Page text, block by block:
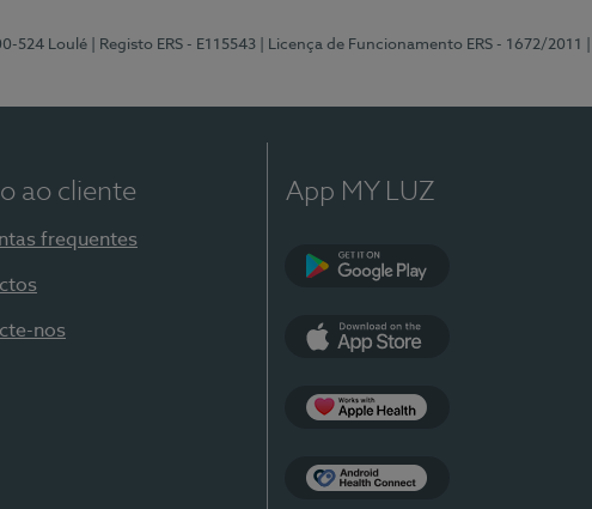
524 Loulé | Registo ERS - E115543 | Licença de Funcionamento ERS - 1672/2011
ao cliente
frequentes
nos
App MY LUZ